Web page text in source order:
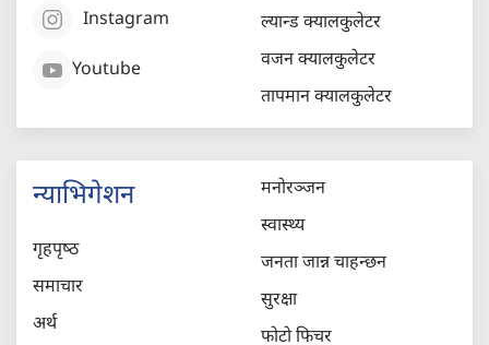
Instagram
Youtube
ल्यान्ड क्यालकुलेटर
वजन क्यालकुलेटर
तापमान क्यालकुलेटर
न्याभिगेशन
गृहपृष्‍ठ
समाचार
अर्थ
मनोरञ्जन
स्वास्थ्य
जनता जान्न चाहन्छन
सुरक्षा
फोटो फिचर